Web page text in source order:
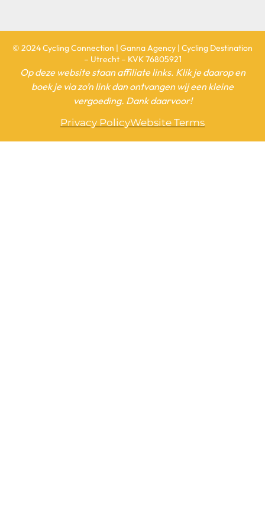
© 2024 Cycling Connection | Ganna Agency | Cycling Destination
– Utrecht – KVK 76805921
Op deze website staan affiliate links. Klik je daarop en
boek je via zo’n link dan ontvangen wij een kleine
vergoeding. Dank daarvoor!
Privacy PolicyWebsite Terms